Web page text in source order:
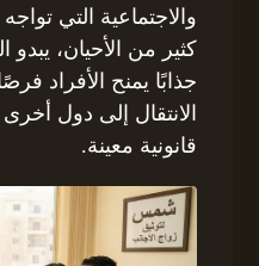
والاجتماعية التي
كثير من الأحيان، يبدو
جذابًا يمنح الأفراد
الانتقال إلى دول
قانونية معينة.